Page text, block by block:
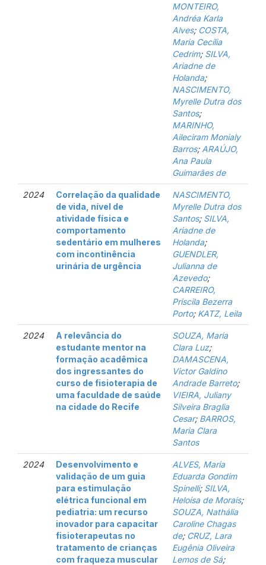
MONTEIRO,
Andréa Karla
Alves; COSTA,
Maria Cecília
Cedrim; SILVA,
Ariadne de
Holanda;
NASCIMENTO,
Myrelle Dutra dos
Santos;
MARINHO,
Aileciram Monialy
Barros; ARAÚJO,
Ana Paula
Guimarães de
2024
Correlação da qualidade
de vida, nível de
atividade física e
comportamento
sedentário em mulheres
com incontinência
urinária de urgência
NASCIMENTO,
Myrelle Dutra dos
Santos; SILVA,
Ariadne de
Holanda;
GUENDLER,
Julianna de
Azevedo;
CARREIRO,
Priscila Bezerra
Porto; KATZ, Leila
2024
A relevância do
estudante mentor na
formação acadêmica
dos ingressantes do
curso de fisioterapia de
uma faculdade de saúde
na cidade do Recife
SOUZA, Maria
Clara Luz;
DAMASCENA,
Victor Galdino
Andrade Barreto;
VIEIRA, Juliany
Silveira Braglia
Cesar; BARROS,
Maria Clara
Santos
2024
Desenvolvimento e
validação de um guia
para estimulação
elétrica funcional em
pediatria: um recurso
inovador para capacitar
fisioterapeutas no
tratamento de crianças
com fraqueza muscular
ALVES, Maria
Eduarda Gondim
Spinelli; SILVA,
Heloísa de Morais;
SOUZA, Nathália
Caroline Chagas
de; CRUZ, Lara
Eugênia Oliveira
Lemos de Sá;